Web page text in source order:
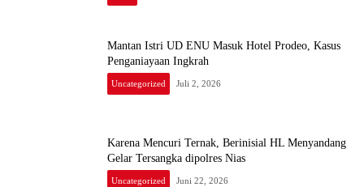
Mantan Istri UD ENU Masuk Hotel Prodeo, Kasus
Penganiayaan Ingkrah
Uncategorized Juli 2, 2026
Karena Mencuri Ternak, Berinisial HL Menyandang
Gelar Tersangka dipolres Nias
Uncategorized Juni 22, 2026